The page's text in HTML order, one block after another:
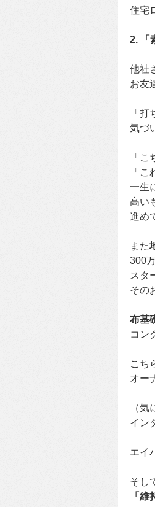
住宅
2. 「
他社
お友
「
気づ
「
「
一生
高い
進め
また
300
スタ
その
布基
コン
こち
オー
（
イン
エイ
そし
「